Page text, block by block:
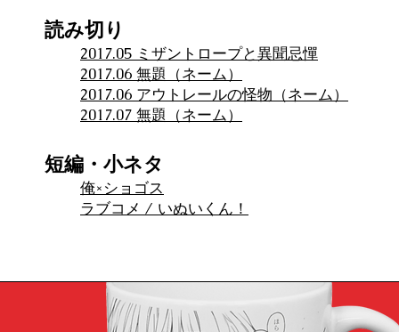
読み切り
2017.05 ミザントロープと異聞忌憚
2017.06 無題（ネーム）
2017.06 アウトレールの怪物（ネーム）
2017.07 無題（ネーム）
短編・小ネタ
俺×ショゴス
ラブコメ / いぬいくん！